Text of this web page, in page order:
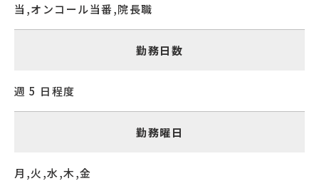
当,オンコール当番,院長職
勤務日数
週 5 日程度
勤務曜日
月,火,水,木,金